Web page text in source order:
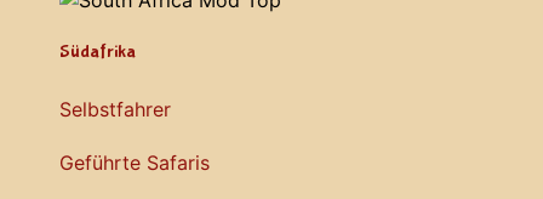
Südafrika
Selbstfahrer
Geführte Safaris